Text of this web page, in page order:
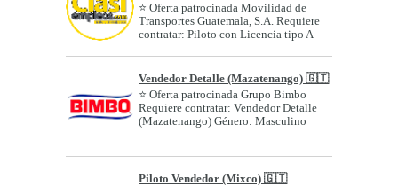
⭐ Oferta patrocinada Movilidad de
Transportes Guatemala, S.A. Requiere
contratar: Piloto con Licencia tipo A
Vendedor Detalle (Mazatenango) 🇬🇹
⭐ Oferta patrocinada Grupo Bimbo
Requiere contratar: Vendedor Detalle
(Mazatenango) Género: Masculino
Piloto Vendedor (Mixco) 🇬🇹